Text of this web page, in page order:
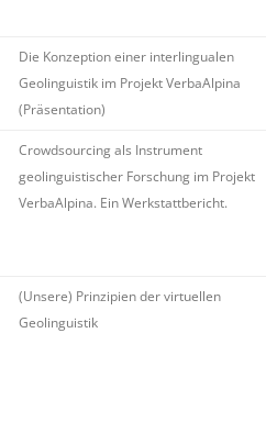
Die Konzeption einer interlingualen
Geolinguistik im Projekt VerbaAlpina
(Präsentation)
Crowdsourcing als Instrument
geolinguistischer Forschung im Projekt
VerbaAlpina. Ein Werkstattbericht.
(Unsere) Prinzipien der virtuellen
Geolinguistik